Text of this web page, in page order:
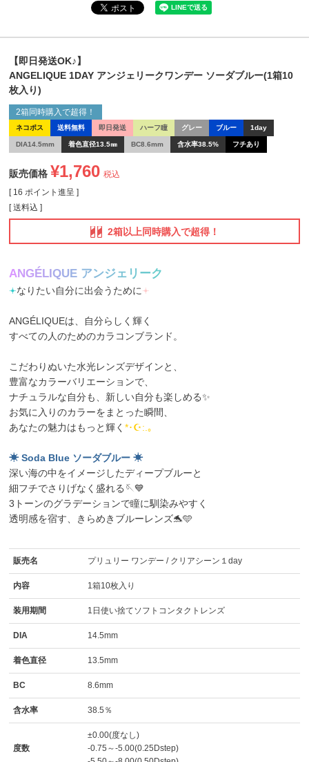
【即日発送OK♪】
ANGELIQUE 1DAY アンジェリークワンデー ソーダブルー(1箱10
枚入り)
ネコポス 送料無料 即日発送 ハーフ瞳 グレー ブルー 1day
DIA14.5mm 着色直径13.5㎜ BC8.6mm 含水率38.5% フチあり
2箱同時購入で超得！
販売価格 ¥1,760 税込
[ 16 ポイント進呈 ]
送料込
2箱以上同時購入で超得！
ANG ÉL QU E アンジェ リ ーク
𖥔なりたい自分に出会うために𖥔
ANGÉLIQUEは、自分らしく輝く
すべての人のためのカラコンブランド。
こだわりぬいた水光レンズデザインと、
豊富なカラーバリエーションで、
ナチュラルな自分も、新しい自分も楽しめる✨
お気に入りのカラーをまとった瞬間、
あなたの魅力はもっと輝く *･☪:.｡
☀ Soda Blue ソーダブルー ☀
深い海の中をイメージしたディープブルーと
細フチでさりげなく盛れる🪡💙
3トーンのグラデーションで瞳に馴染みやすく
透明感を宿す、きらめきブルーレンズ🐬🩵
販売名 プリュリー ワンデー / クリアシーン１day
内容 1箱10枚入り
装用期間 1日使い捨てソフトコンタクトレンズ
DIA 14.5mm
着色直径 13.5mm
BC 8.6mm
含水率 38.5％
度数
±0.00(度なし)
-0.75～-5.00(0.25Dstep)